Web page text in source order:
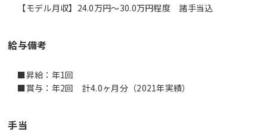
【モデル月収】24.0万円〜30.0万円程度 諸手当込
給与備考
■昇給：年1回
■賞与：年2回 計4.0ヶ月分（2021年実績）
手当